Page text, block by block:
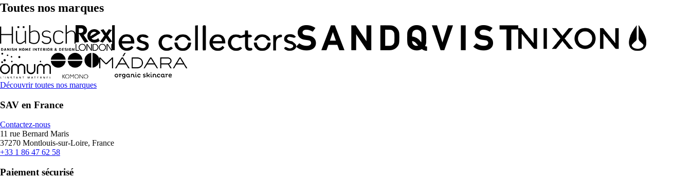
Toutes nos marques
Découvrir toutes nos marques
SAV en France
Contactez-nous
11 rue Bernard Maris
37270 Montlouis-sur-Loire, France
+33 1 86 47 62 58
Paiement sécurisé